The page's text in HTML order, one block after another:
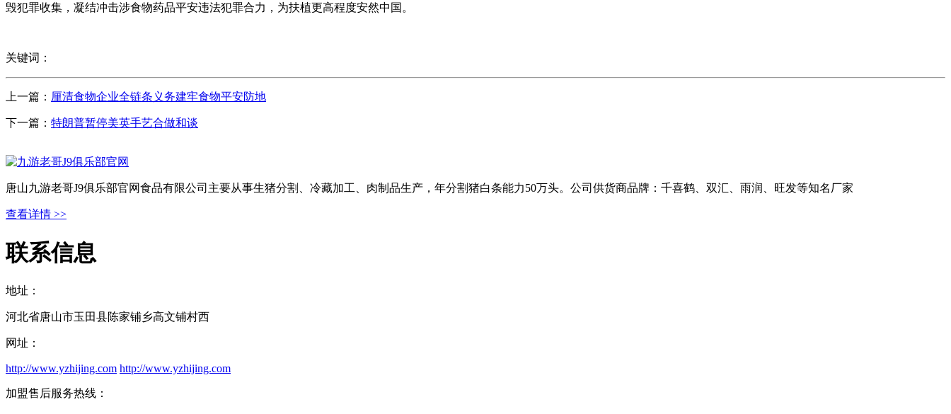
毁犯罪收集，凝结冲击涉食物药品平安违法犯罪合力，为扶植更高程度安然中国。
关键词：
上一篇： 厘清食物企业全链条义务建牢食物平安防地
下一篇： 特朗普暂停美英手艺合做和谈
唐山九游老哥J9俱乐部官网食品有限公司主要从事生猪分割、冷藏加工、肉制品生产，年分割猪白条能力50万头。公司供货商品牌：千喜鹤、双汇、雨润、旺发等知名厂家
查看详情 >>
联系信息
地址：
河北省唐山市玉田县陈家铺乡高文铺村西
网址：
http://www.yzhijing.com http://www.yzhijing.com
加盟售后服务热线：